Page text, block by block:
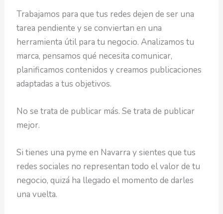
Trabajamos para que tus redes dejen de ser una
tarea pendiente y se conviertan en una
herramienta útil para tu negocio. Analizamos tu
marca, pensamos qué necesita comunicar,
planificamos contenidos y creamos publicaciones
adaptadas a tus objetivos.
No se trata de publicar más. Se trata de publicar
mejor.
Si tienes una pyme en Navarra y sientes que tus
redes sociales no representan todo el valor de tu
negocio, quizá ha llegado el momento de darles
una vuelta.